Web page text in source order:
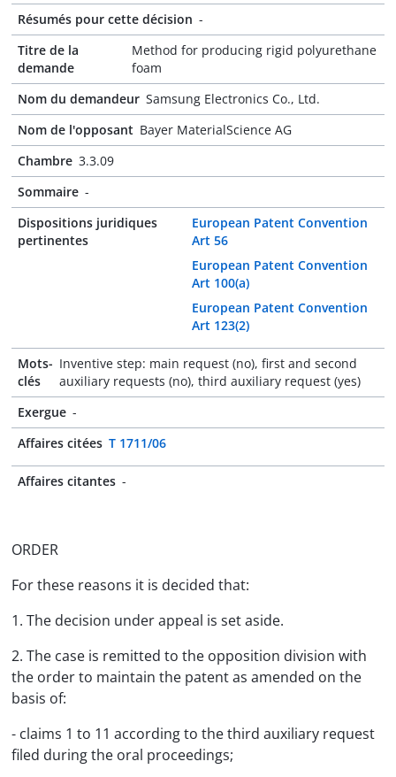
Résumés pour cette décision -
Titre de la
demande
Method for producing rigid polyurethane
foam
Nom du demandeur Samsung Electronics Co., Ltd.
Nom de l'opposant Bayer MaterialScience AG
Chambre 3.3.09
Sommaire -
Dispositions juridiques
pertinentes
European Patent Convention
Art 56
European Patent Convention
Art 100(a)
European Patent Convention
Art 123(2)
Mots-
clés
Inventive step: main request (no), first and second
auxiliary requests (no), third auxiliary request (yes)
Exergue -
Affaires citées T 1711/06
Affaires citantes -
ORDER
For these reasons it is decided that:
1. The decision under appeal is set aside.
2. The case is remitted to the opposition division with
the order to maintain the patent as amended on the
basis of:
- claims 1 to 11 according to the third auxiliary request
filed during the oral proceedings;